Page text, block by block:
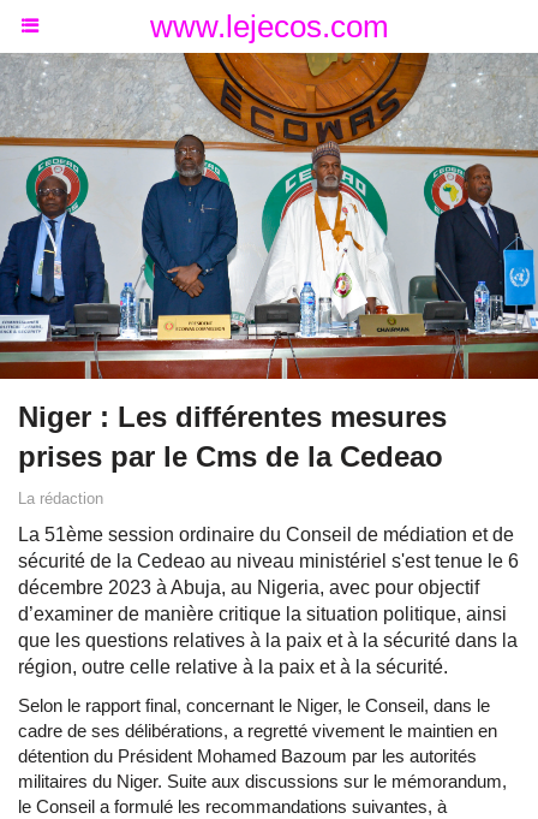
www.lejecos.com
Niger : Les différentes mesures
prises par le Cms de la Cedeao
La rédaction
La 51ème session ordinaire du Conseil de médiation et de
sécurité de la Cedeao au niveau ministériel s'est tenue le 6
décembre 2023 à Abuja, au Nigeria, avec pour objectif
d’examiner de manière critique la situation politique, ainsi
que les questions relatives à la paix et à la sécurité dans la
région, outre celle relative à la paix et à la sécurité.
Selon le rapport final, concernant le Niger, le Conseil, dans le
cadre de ses délibérations, a regretté vivement le maintien en
détention du Président Mohamed Bazoum par les autorités
militaires du Niger. Suite aux discussions sur le mémorandum,
le Conseil a formulé les recommandations suivantes, à